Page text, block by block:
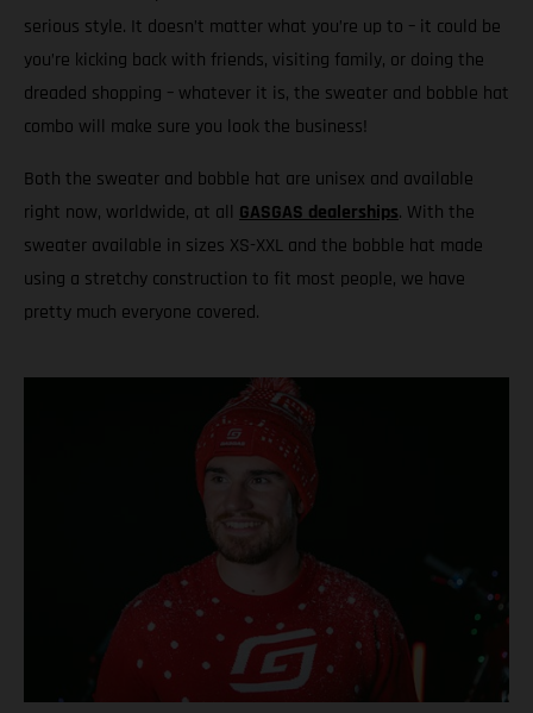
serious style. It doesn’t matter what you’re up to – it could be
you’re kicking back with friends, visiting family, or doing the
dreaded shopping – whatever it is, the sweater and bobble hat
combo will make sure you look the business!
Both the sweater and bobble hat are unisex and available
right now, worldwide, at all GASGAS dealerships. With the
sweater available in sizes XS-XXL and the bobble hat made
using a stretchy construction to fit most people, we have
pretty much everyone covered.